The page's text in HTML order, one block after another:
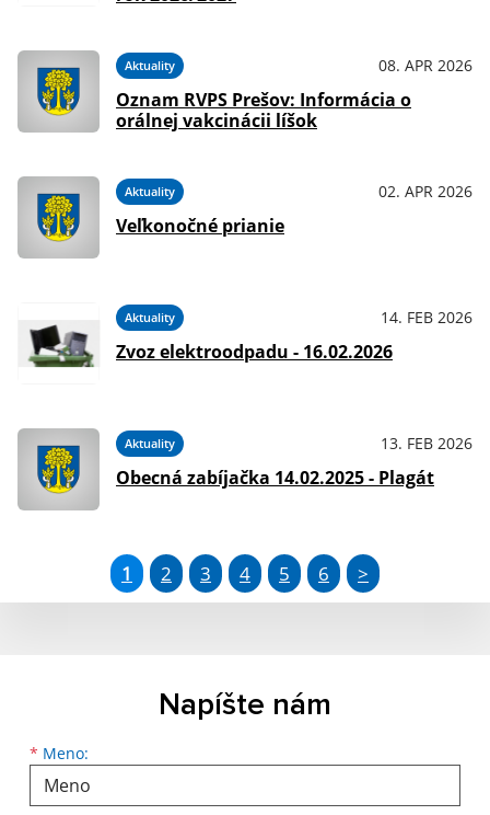
Aktuality 08. APR 2026
Oznam RVPS Prešov: Informácia o
orálnej vakcinácii líšok
Aktuality 02. APR 2026
Veľkonočné prianie
Aktuality 14. FEB 2026
Zvoz elektroodpadu - 16.02.2026
Aktuality 13. FEB 2026
Obecná zabíjačka 14.02.2025 - Plagát
1 2 3 4 5 6 >
Napíšte nám
* Meno:
Meno
Priezvisko
E-mailová adresa